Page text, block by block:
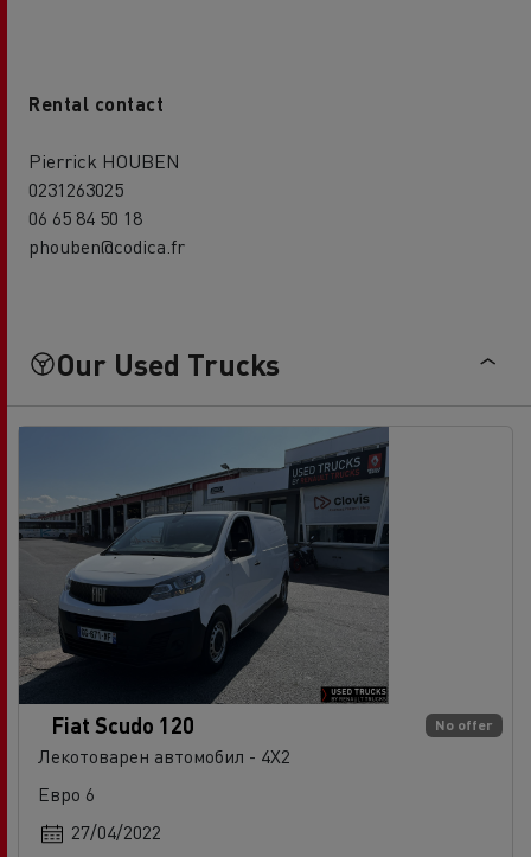
Rental contact
Pierrick HOUBEN
0231263025
06 65 84 50 18
phouben@codica.fr
Our Used Trucks
No offer
Fiat Scudo 120
Лекотоварен автомобил - 4X2
Евро 6
27/04/2022